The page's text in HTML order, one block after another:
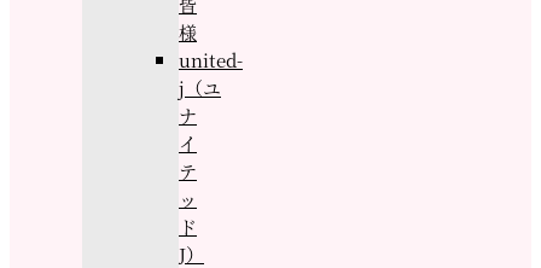
様
united-
j（ユ
ナ
イ
テ
ッ
ド
J）